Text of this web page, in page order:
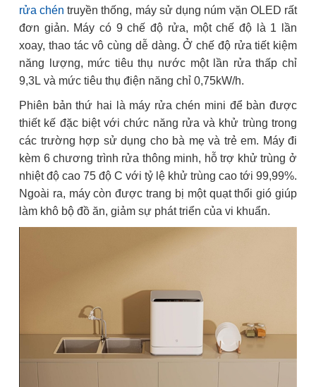
rửa chén truyền thống, máy sử dụng núm vặn OLED rất
đơn giản. Máy có 9 chế độ rửa, một chế độ là 1 lần
xoay, thao tác vô cùng dễ dàng. Ở chế độ rửa tiết kiệm
năng lượng, mức tiêu thụ nước một lần rửa thấp chỉ
9,3L và mức tiêu thụ điện năng chỉ 0,75kW/h.
Phiên bản thứ hai là máy rửa chén mini để bàn được
thiết kế đặc biệt với chức năng rửa và khử trùng trong
các trường hợp sử dụng cho bà mẹ và trẻ em. Máy đi
kèm 6 chương trình rửa thông minh, hỗ trợ khử trùng ở
nhiệt độ cao 75 độ C với tỷ lệ khử trùng cao tới 99,99%.
Ngoài ra, máy còn được trang bị một quạt thổi gió giúp
làm khô bộ đồ ăn, giảm sự phát triển của vi khuẩn.